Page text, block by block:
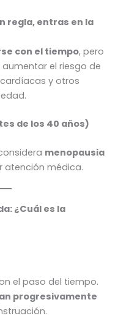
regla, entras en la
con el tiempo, pero
el riesgo de
y otros
de los 40 años)
menopausia
atención médica.
¿Cuál es la
el paso del tiempo.
progresivamente